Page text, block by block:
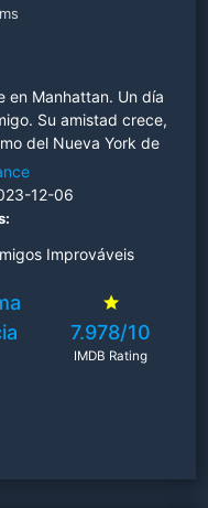
en Manhattan. Un día
Su amistad crece,
del Nueva York de
Dog con gran pena,
en la playa.
12-06
Improváveis
7.978/10
IMDB Rating